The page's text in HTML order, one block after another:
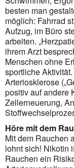
besten man
möglich: Fahrrad
Aufzug, im Büro
arbeiten.
ihrem Arzt
Menschen ohne
sportliche
Arteriosklerose
positiv auf andere
Zellerneuerung,
Höre mit dem
Mit dem Rauchen
lohnt sich! Nikotin
Rauchen ein